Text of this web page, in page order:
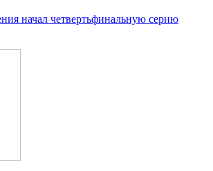
начал четвертьфинальную серию